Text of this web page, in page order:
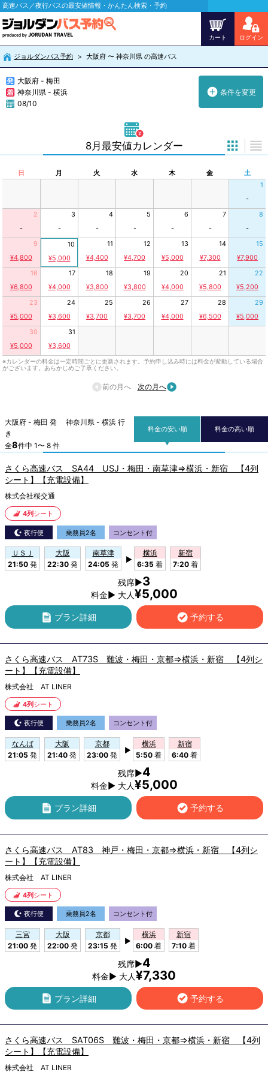
高速バス／夜行バスの最安値情報・かんたん検索・予約
カート ログイン
ジョルダンバス予約 大阪府 〜 神奈川県 の高速バス
大阪府 - 梅田
神奈川県 - 横浜
08/10
条件を変更
8月最安値カレンダー
日 月 火 水 木 金
土
1
-
2
-
3
-
4
-
5
-
6
-
7
-
8
-
9
¥4,800
10
¥5,000
11
¥4,400
12
¥4,700
13
¥5,000
14
¥7,300
15
¥7,900
16
¥6,800
17
¥4,000
18
¥3,800
19
¥3,800
20
¥4,000
21
¥5,800
22
¥5,200
23
¥5,000
24
¥3,600
25
¥3,700
26
¥3,700
27
¥4,000
28
¥6,500
29
¥5,000
30
¥5,000
31
¥3,600
※カレンダーの料金は一定時間ごとに更新されます。予約申し込み時には料金が変動している場合
がございます。あらかじめご了承ください。
前の月へ 次の月へ
大阪府 - 梅田 発 神奈川県 - 横浜 行
き
全8件中 1〜 8 件
料金の安い順 料金の高い順
さくら高速バス SA44 USJ・梅田・南草津⇒横浜・新宿 【4列
シート】【充電設備】
株式会社桜交通
4列 シート
夜行便 乗務員2名 コンセント付
ＵＳＪ
21:50 発
大阪
22:30 発
南草津
24:05 発
▶
横浜
6:35 着
新宿
7:20 着
残席▶3
料金▶ 大人¥5,000
プラン詳細 予約する
さくら高速バス AT73S 難波・梅田・京都⇒横浜・新宿 【4列シ
ート】【充電設備】
株式会社 AT LINER
4列 シート
夜行便 乗務員2名 コンセント付
なんば
21:05 発
大阪
21:40 発
京都
23:00 発
▶
横浜
5:50 着
新宿
6:40 着
残席▶4
料金▶ 大人¥5,000
プラン詳細 予約する
さくら高速バス AT83 神戸・梅田・京都⇒横浜・新宿 【4列シ
ート】【充電設備】
株式会社 AT LINER
4列 シート
夜行便 乗務員2名 コンセント付
三宮
21:00 発
大阪
22:00 発
京都
23:15 発
▶
横浜
6:00 着
新宿
7:10 着
残席▶4
料金▶ 大人¥7,330
プラン詳細 予約する
さくら高速バス SAT06S 難波・梅田・京都⇒横浜・新宿 【4列
シート】【充電設備】
株式会社 AT LINER